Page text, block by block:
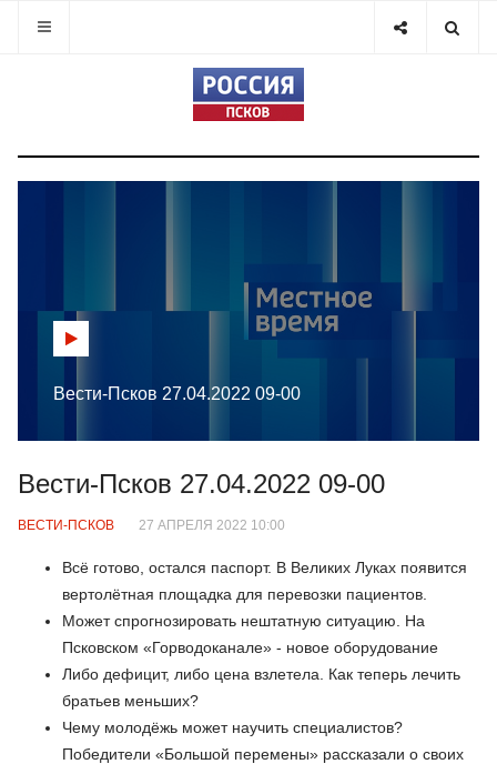
Вести-Псков 27.04.2022 09-00
Вести-Псков 27.04.2022 09-00
ВЕСТИ-ПСКОВ 27 АПРЕЛЯ 2022 10:00
Всё готово, остался паспорт. В Великих Луках появится
вертолётная площадка для перевозки пациентов.
Может спрогнозировать нештатную ситуацию. На
Псковском «Горводоканале» - новое оборудование
Либо дефицит, либо цена взлетела. Как теперь лечить
братьев меньших?
Чему молодёжь может научить специалистов?
Победители «Большой перемены» рассказали о своих